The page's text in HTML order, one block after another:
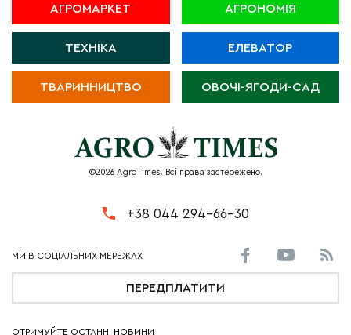
АГРОМАРКЕТ АГРОНОМІЯ
ТЕХНІКА ЕЛЕВАТОР
ТВАРИННИЦТВО ОВОЧІ-ЯГОДИ-САД
©2026 AgroTimes. Всі права застережено.
+38 044 294-66-30
ПЕРЕДПЛАТИТИ
ОТРИМУЙТЕ ОСТАННІ НОВИНИ